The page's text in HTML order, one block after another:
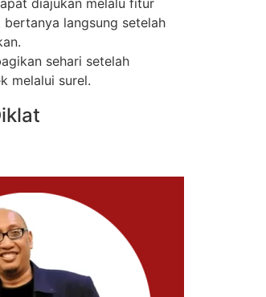
diajukan melalu fitur
langsung setelah
sehari setelah
melalui surel.